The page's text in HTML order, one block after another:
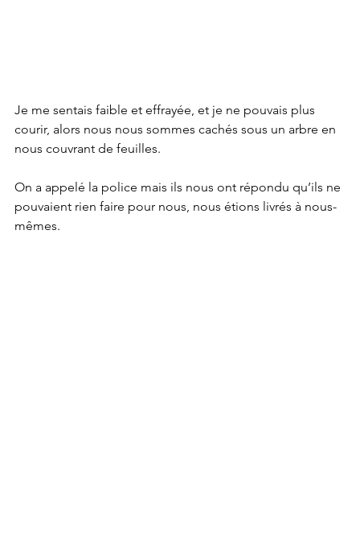
Je me sentais faible et effrayée, et je ne pouvais plus
courir, alors nous nous sommes cachés sous un arbre en
nous couvrant de feuilles.
On a appelé la police mais ils nous ont répondu qu’ils ne
pouvaient rien faire pour nous, nous étions livrés à nous-
mêmes.